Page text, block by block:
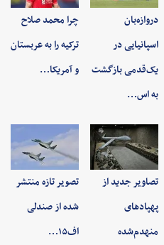
دروازه‌بان
اسپانیایی در
یک‌قدمی بازگشت
به اس…
چرا محمد صلاح
ترکیه را به عربستان
و آمریکا…
تصاویر جدید از
پهپادهای
منهدم‌شده
تصویر تازه منتشر
شده از صندلی
اف۱۵…